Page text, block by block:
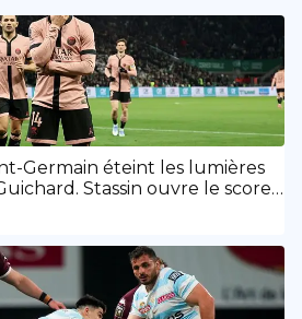
Germain éteint les lumières
Stassin ouvre le score,